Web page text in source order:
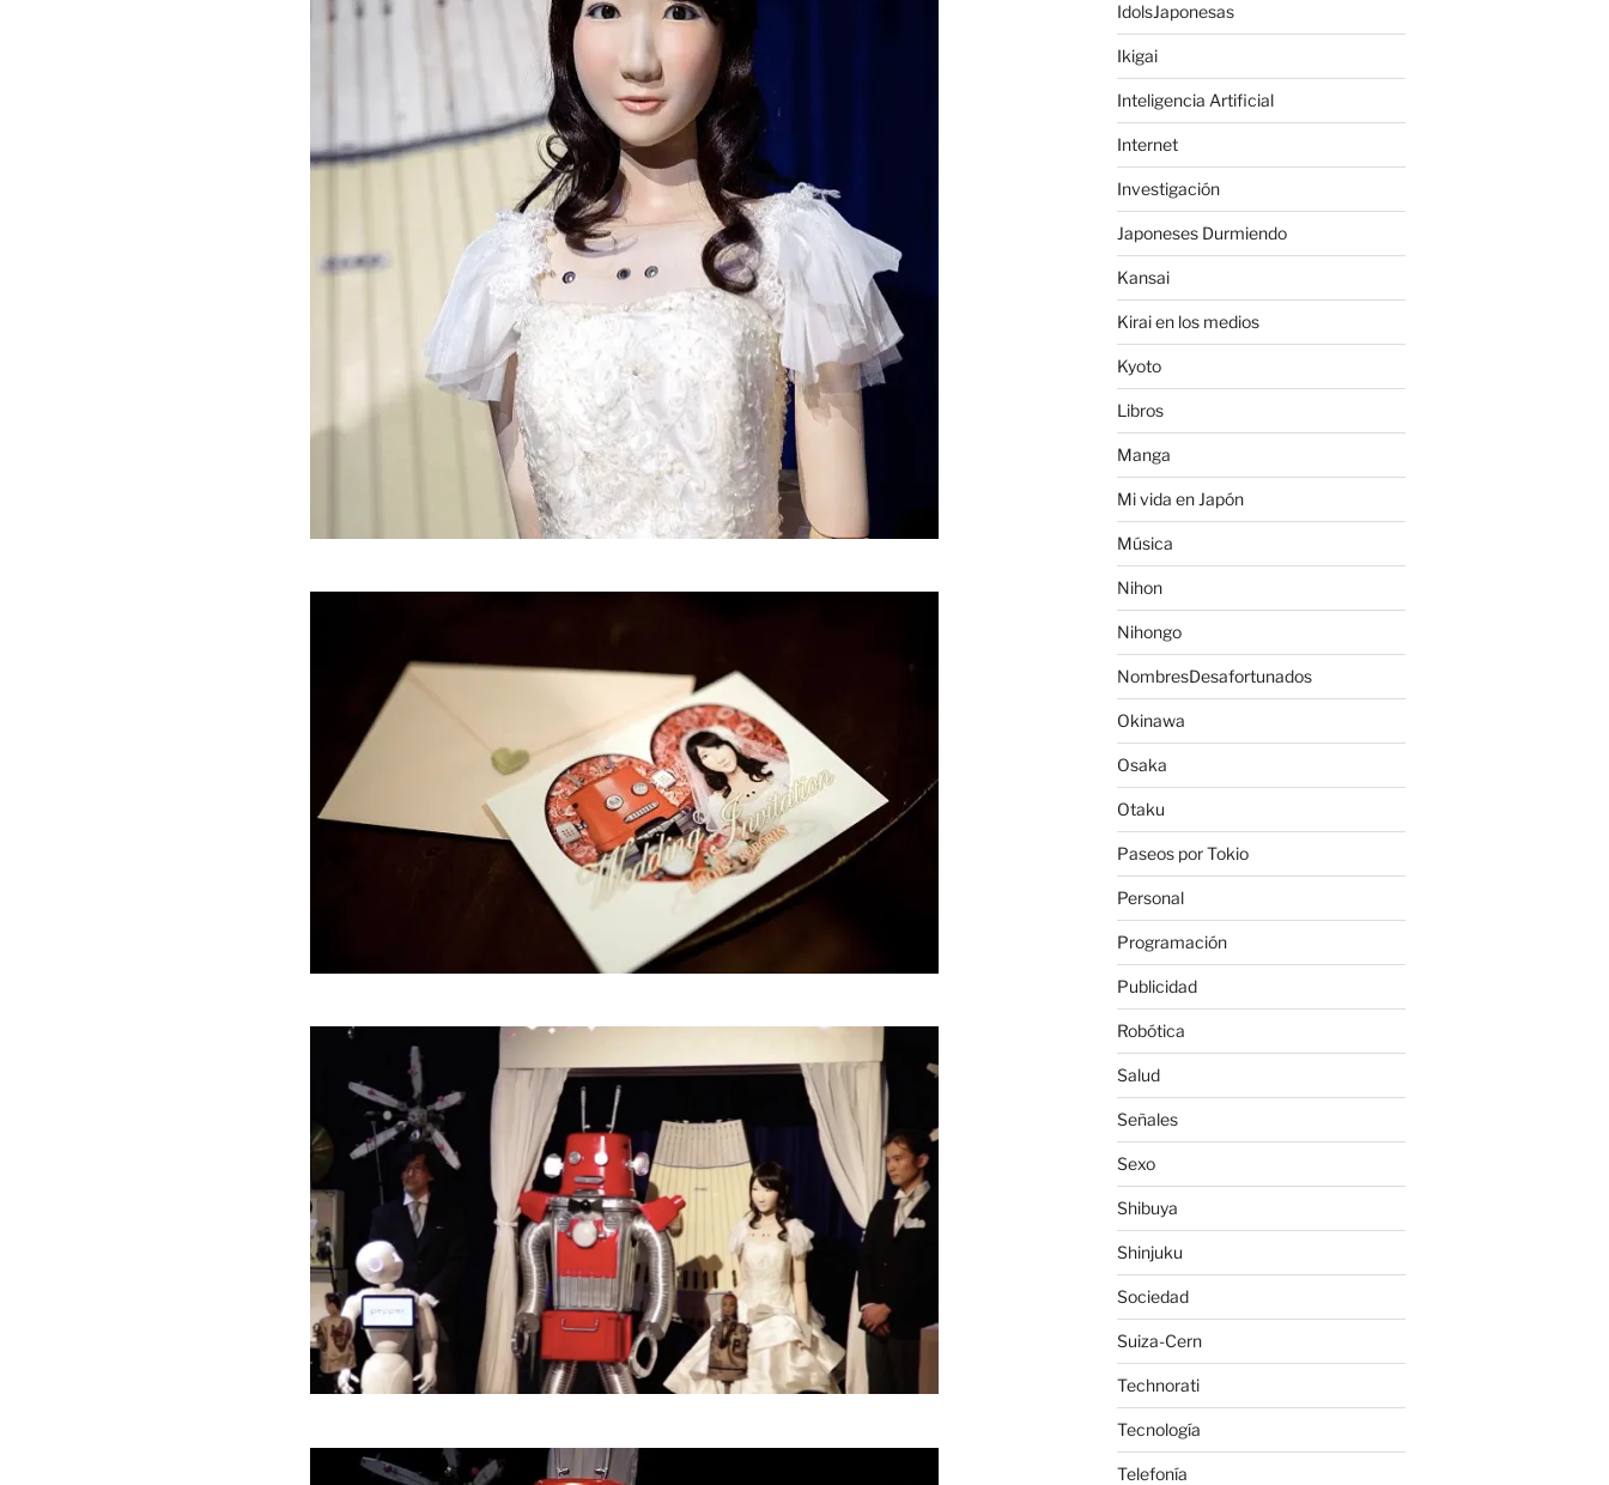
IdolsJaponesas
Ikigai
Inteligencia Artificial
Internet
Investigación
Japoneses Durmiendo
Kansai
Kirai en los medios
Kyoto
Libros
Manga
Mi vida en Japón
Música
Nihon
Nihongo
NombresDesafortunados
Okinawa
Osaka
Otaku
Paseos por Tokio
Personal
Programación
Publicidad
Robótica
Salud
Señales
Sexo
Shibuya
Shinjuku
Sociedad
Suiza-Cern
Technorati
Tecnología
Telefonía